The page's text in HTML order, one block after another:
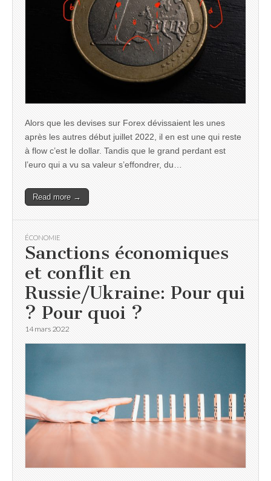
Alors que les devises sur Forex dévissaient les unes
après les autres début juillet 2022, il en est une qui reste
à flow c’est le dollar. Tandis que le grand perdant est
l’euro qui a vu sa valeur s’effondrer, du…
Read more →
ÉCONOMIE
Sanctions économiques
et conflit en
Russie/Ukraine: Pour qui
? Pour quoi ?
14 mars 2022